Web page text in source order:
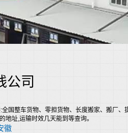
公司
国整车货物、零担货物、长度搬家、搬厂、
地址,运输时效几天能到等查询。
徽